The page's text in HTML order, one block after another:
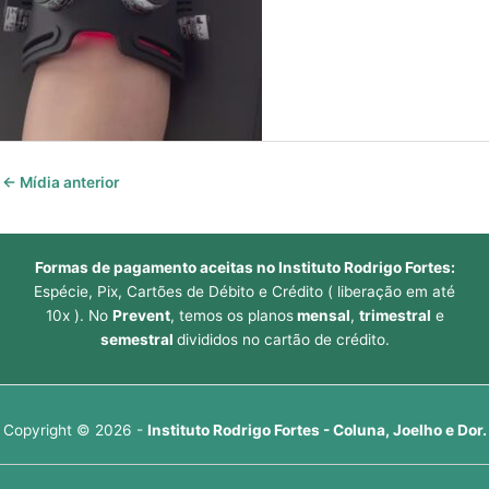
← Mídia anterior
Formas de pagamento aceitas no Instituto Rodrigo Fortes:
Espécie, Pix, Cartões de Débito e Crédito ( liberação em até
10x ). No Prevent, temos os planosmensal, trimestral e
semestral divididos no cartão de crédito.
Copyright © 2026 - Instituto Rodrigo Fortes - Coluna, Joelho e Dor.